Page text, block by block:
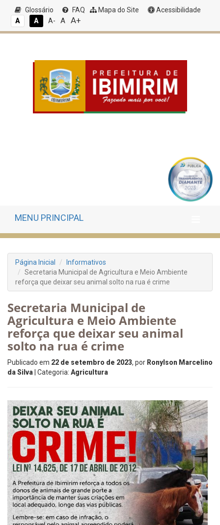
Glossário FAQ Mapa do Site
Acessibilidade
A
A A- A A+
MENU PRINCIPAL
Página Inicial
Informativos
Secretaria Municipal de Agricultura e Meio Ambiente
reforça que deixar seu animal solto na rua é crime
Secretaria Municipal de
Agricultura e Meio Ambiente
reforça que deixar seu animal
solto na rua é crime
Publicado em 22 de setembro de 2023, por Ronylson Marcelino
da Silva | Categoria: Agricultura